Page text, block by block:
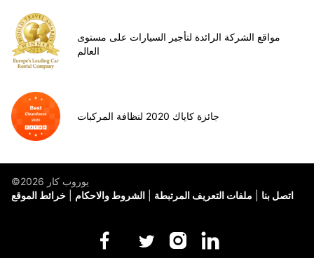
مواقع الشركة الرائدة لتأجير السيارات على مستوى
العالم
جائزة كاياك 2020 لنظافة المركبات
©يوروب كار 2026
خرائط الموقع
الشروط والاحكام ملفات التعريف المرتبطة اتصل بنا